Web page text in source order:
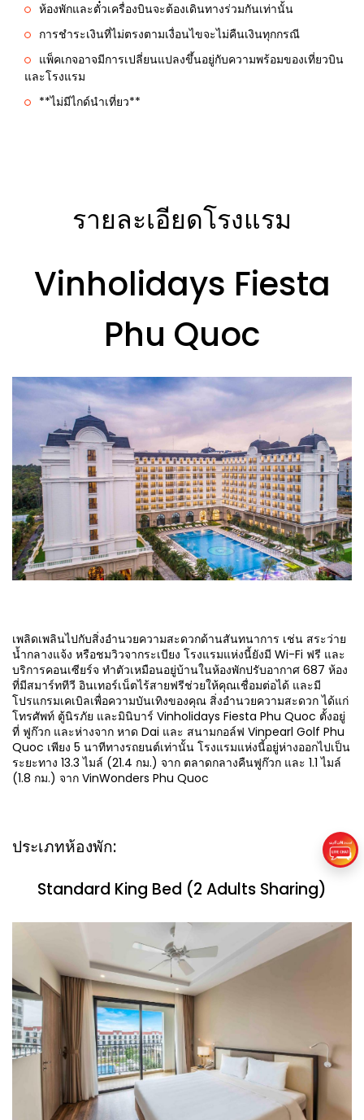
ห้องพักและตั๋วเครื่องบินจะต้องเดินทางร่วมกันเท่านั้น
การชำระเงินที่ไม่ตรงตามเงื่อนไขจะไม่คืนเงินทุกกรณี
แพ็คเกจอาจมีการเปลี่ยนแปลงขึ้นอยู่กับความพร้อมของเที่ยวบิน
และโรงแรม
**ไม่มีไกด์นำเที่ยว**
รายละเอียดโรงแรม
Vinholidays Fiesta
Phu Quoc
เพลิดเพลินไปกับสิ่งอำนวยความสะดวกด้านสันทนาการ เช่น สระว่าย
น้ำกลางแจ้ง หรือชมวิวจากระเบียง โรงแรมแห่งนี้ยังมี Wi-Fi ฟรี และ
บริการคอนเซียร์จ ทำตัวเหมือนอยู่บ้านในห้องพักปรับอากาศ 687 ห้อง
ที่มีสมาร์ททีวี อินเทอร์เน็ตไร้สายฟรีช่วยให้คุณเชื่อมต่อได้ และมี
โปรแกรมเคเบิลเพื่อความบันเทิงของคุณ สิ่งอำนวยความสะดวก ได้แก่
โทรศัพท์ ตู้นิรภัย และมินิบาร์ Vinholidays Fiesta Phu Quoc ตั้งอยู่
ที่ ฟูก๊วก และห่างจาก หาด Dai และ สนามกอล์ฟ Vinpearl Golf Phu
Quoc เพียง 5 นาทีทางรถยนต์เท่านั้น โรงแรมแห่งนี้อยู่ห่างออกไปเป็น
ระยะทาง 13.3 ไมล์ (21.4 กม.) จาก ตลาดกลางคืนฟูก๊วก และ 1.1 ไมล์
(1.8 กม.) จาก VinWonders Phu Quoc
ประเภทห้องพัก:
Standard King Bed (2 Adults Sharing)